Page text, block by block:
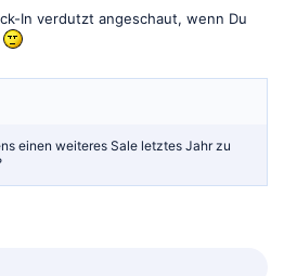
In verdutzt angeschaut, wenn Du
einen weiteres Sale letztes Jahr zu